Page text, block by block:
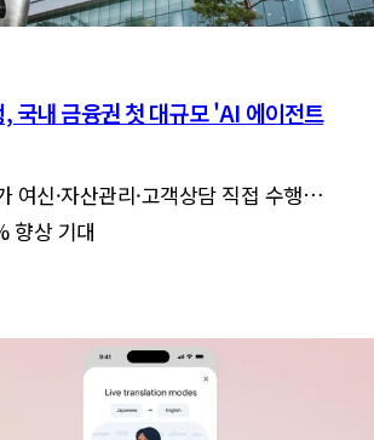
, 국내 금융권 첫 대규모 'AI 에이전트
여신·자산관리·고객상담 직접 수행…
향상 기대